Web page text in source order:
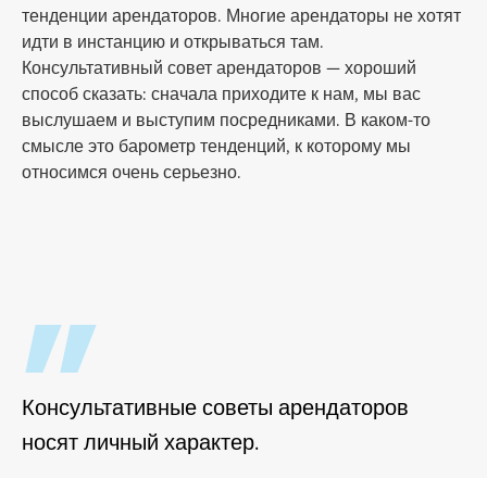
тенденции арендаторов. Многие арендаторы не хотят
идти в инстанцию и открываться там.
Консультативный совет арендаторов — хороший
способ сказать: сначала приходите к нам, мы вас
выслушаем и выступим посредниками. В каком-то
смысле это барометр тенденций, к которому мы
относимся очень серьезно.
Консультативные советы арендаторов
носят личный характер.